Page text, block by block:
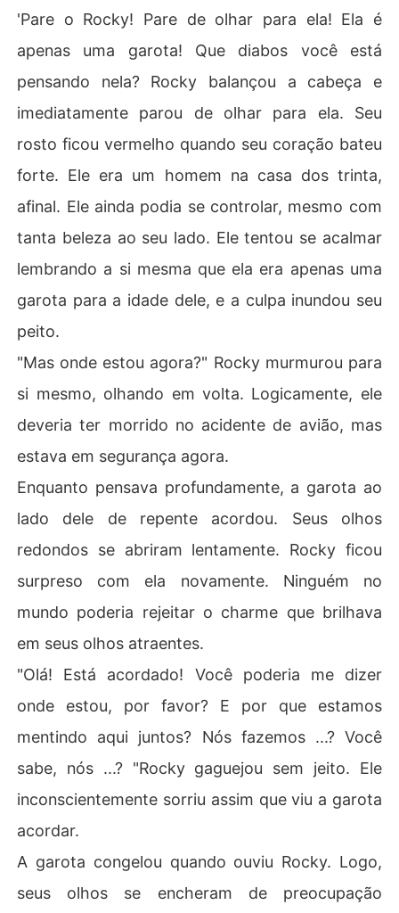
'Pare o Rocky! Pare de olhar para ela! Ela é
apenas uma garota! Que diabos você está
pensando nela? Rocky balançou a cabeça e
imediatamente parou de olhar para ela. Seu
rosto ficou vermelho quando seu coração bateu
forte. Ele era um homem na casa dos trinta,
afinal. Ele ainda podia se controlar, mesmo com
tanta beleza ao seu lado. Ele tentou se acalmar
lembrando a si mesma que ela era apenas uma
garota para a idade dele, e a culpa inundou seu
peito.
"Mas onde estou agora?" Rocky murmurou para
si mesmo, olhando em volta. Logicamente, ele
deveria ter morrido no acidente de avião, mas
estava em segurança agora.
Enquanto pensava profundamente, a garota ao
lado dele de repente acordou. Seus olhos
redondos se abriram lentamente. Rocky ficou
surpreso com ela novamente. Ninguém no
mundo poderia rejeitar o charme que brilhava
em seus olhos atraentes.
"Olá! Está acordado! Você poderia me dizer
onde estou, por favor? E por que estamos
mentindo aqui juntos? Nós fazemos ...? Você
sabe, nós ...? "Rocky gaguejou sem jeito. Ele
inconscientemente sorriu assim que viu a garota
acordar.
A garota congelou quando ouviu Rocky. Logo,
seus olhos se encheram de preocupação